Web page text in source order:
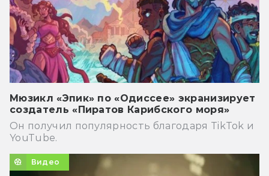
Мюзикл «Эпик» по «Одиссее» экранизирует
создатель «Пиратов Карибского моря»
Он получил популярность благодаря TikTok и
YouTube.
Видео